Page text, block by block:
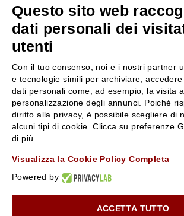
SERVE AIUTO?
0522304744
+39 3346440838
servizioclienti@rossiprofumi.it
SEGUICI SU
SERVIZIO CLIENTI
Resi e rimborsi
Pagamenti
Spedizione
Condizioni generali di vendita
ROSSI
Chi siamo
Negozi
Rossissima
10% di Sconto sul primo ordine!*
Questo sito web
dati personali dei
utenti
Con il tuo consenso, noi e i nostri partner
e tecnologie simili per archiviare,
dati personali come, ad esempio, la visita
personalizzazione degli annunci. Poiché
diritto alla privacy, è possibile scegliere di
alcuni tipi di cookie. Clicca su preferenze
di più.
Visualizza la Cookie Policy Completa
Powered by
ACCETTA TUTTO